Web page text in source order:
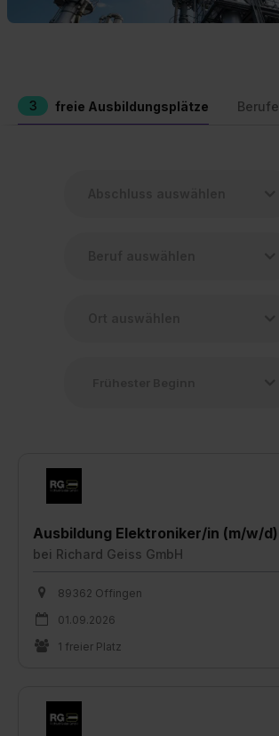
3 freie Ausbildungsplätze Berufe
Ausbildung Elektroniker/in (m/w/d)
bei Richard Geiss GmbH
89362 Offingen
01.09.2026
1 freier Platz